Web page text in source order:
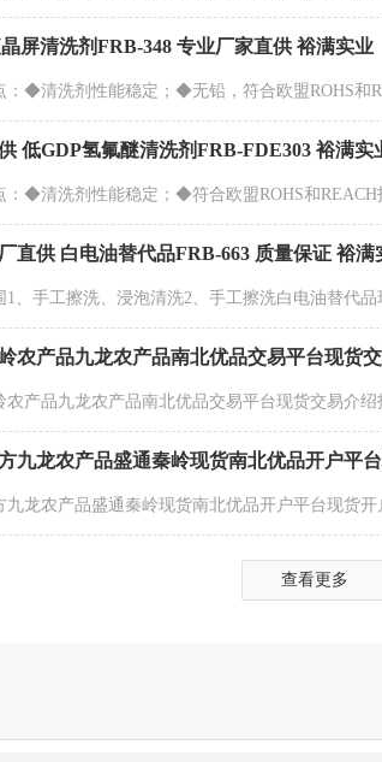
屏清洗剂FRB-348 专业厂家直供 裕满实业
：◆清洗剂性能稳定；◆无铅，符合欧盟ROHS和
低GDP氢氟醚清洗剂FRB-FDE303 裕满实
：◆清洗剂性能稳定；◆符合欧盟ROHS和
直供 白电油替代品FRB-663 质量保证 裕满
1、手工擦洗、浸泡清洗2、手工擦洗白电油替代
农产品九龙农产品南北优品交易平台现货
农产品九龙农产品南北优品交易平台现货交易介
九龙农产品盛通秦岭现货南北优品开户平
九龙农产品盛通秦岭现货南北优品开户平台现货开
查看更多